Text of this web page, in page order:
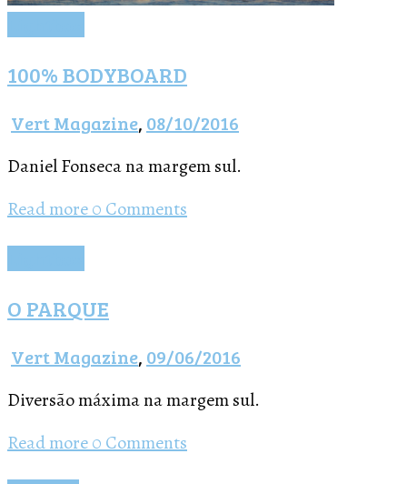
100% BODYBOARD
Vert Magazine, 08/10/2016
Daniel Fonseca na margem sul.
Read more0 Comments
O PARQUE
Vert Magazine, 09/06/2016
Diversão máxima na margem sul.
Read more0 Comments